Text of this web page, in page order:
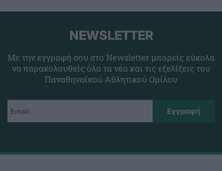
NEWSLETTER
Με την εγγραφή σου στο Newsletter μπορείς εύκολα
να παρακολουθείς όλα τα νέα και τις εξελίξεις του
Παναθηναϊκού Αθλητικού Ομίλου